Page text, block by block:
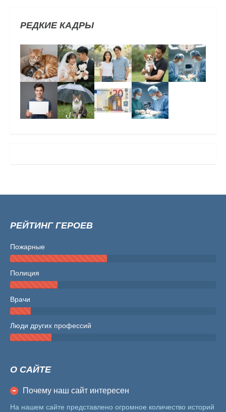
РЕДКИЕ КАДРЫ
РЕЙТИНГ ГЕРОЕВ
Пожарные
Полиция
Врачи
Люди других профессий
О САЙТЕ
Почему наш сайт интересен
На нашем сайте представлено огромное количество историй